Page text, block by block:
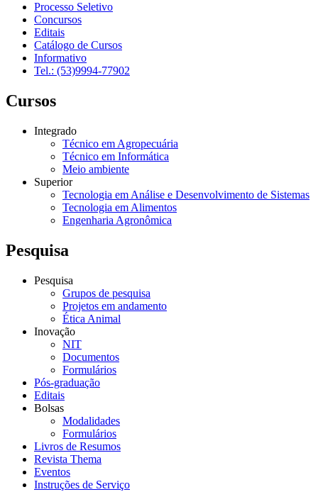
Processo Seletivo
Concursos
Editais
Catálogo de Cursos
Informativo
Tel.: (53)9994-77902
Cursos
Integrado
Técnico em Agropecuária
Técnico em Informática
Meio ambiente
Superior
Tecnologia em Análise e Desenvolvimento de Sistemas
Tecnologia em Alimentos
Engenharia Agronômica
Pesquisa
Pesquisa
Grupos de pesquisa
Projetos em andamento
Ética Animal
Inovação
NIT
Documentos
Formulários
Pós-graduação
Editais
Bolsas
Modalidades
Formulários
Livros de Resumos
Revista Thema
Eventos
Instruções de Serviço